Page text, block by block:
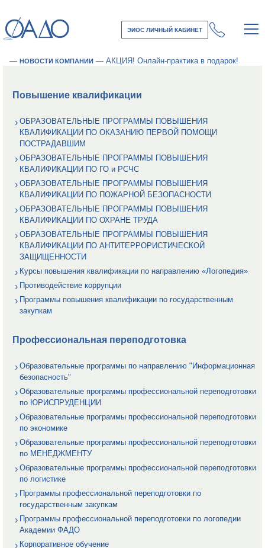
ЭИОС ЛИЧНЫЙ КАБИНЕТ
— НОВОСТИ КОМПАНИИ — АКЦИЯ! Онлайн-практика в подарок!
Повышение квалификации
ОБРАЗОВАТЕЛЬНЫЕ ПРОГРАММЫ ПОВЫШЕНИЯ
КВАЛИФИКАЦИИ ПО ОКАЗАНИЮ ПЕРВОЙ ПОМОЩИ
ПОСТРАДАВШИМ
ОБРАЗОВАТЕЛЬНЫЕ ПРОГРАММЫ ПОВЫШЕНИЯ
КВАЛИФИКАЦИИ ПО ГО и РСЧС
ОБРАЗОВАТЕЛЬНЫЕ ПРОГРАММЫ ПОВЫШЕНИЯ
КВАЛИФИКАЦИИ ПО ПОЖАРНОЙ БЕЗОПАСНОСТИ
ОБРАЗОВАТЕЛЬНЫЕ ПРОГРАММЫ ПОВЫШЕНИЯ
КВАЛИФИКАЦИИ ПО ОХРАНЕ ТРУДА
ОБРАЗОВАТЕЛЬНЫЕ ПРОГРАММЫ ПОВЫШЕНИЯ
КВАЛИФИКАЦИИ ПО АНТИТЕРРОРИСТИЧЕСКОЙ
ЗАЩИЩЕННОСТИ
Курсы повышения квалификации по направлению «Логопедия»
Противодействие коррупции
Программы повышения квалификации по государственным
закупкам
Профессиональная переподготовка
Образовательные программы по направлению "Информационная
безопасность"
Образовательные программы профессиональной переподготовки
по ЮРИСПРУДЕНЦИИ
Образовательные программы профессиональной переподготовки
по экономике
Образовательные программы профессиональной переподготовки
по МЕНЕДЖМЕНТУ
Образовательные программы профессиональной переподготовки
по логистике
Программы профессиональной переподготовки по
государственным закупкам
Программы профессиональной переподготовки по логопедии
Академии ФАДО
Корпоративное обучение